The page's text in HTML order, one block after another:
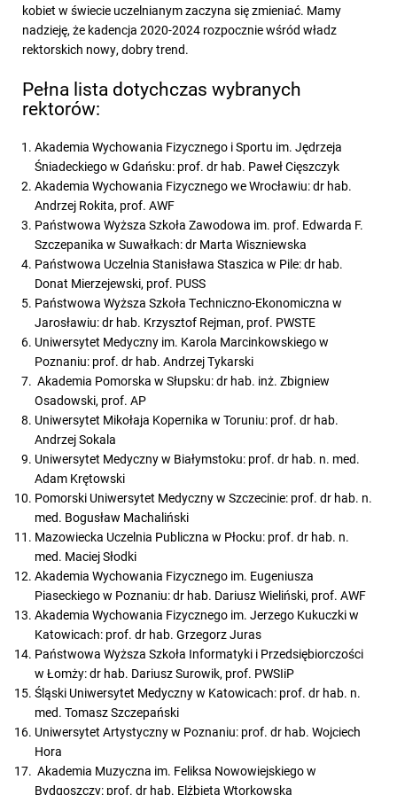
kobiet w świecie uczelnianym zaczyna się zmieniać. Mamy
nadzieję, że kadencja 2020-2024 rozpocznie wśród władz
rektorskich nowy, dobry trend.
Pełna lista dotychczas wybranych
rektorów:
Akademia Wychowania Fizycznego i Sportu im. Jędrzeja
Śniadeckiego w Gdańsku: prof. dr hab. Paweł Cięszczyk
Akademia Wychowania Fizycznego we Wrocławiu: dr hab.
Andrzej Rokita, prof. AWF
Państwowa Wyższa Szkoła Zawodowa im. prof. Edwarda F.
Szczepanika w Suwałkach: dr Marta Wiszniewska
Państwowa Uczelnia Stanisława Staszica w Pile: dr hab.
Donat Mierzejewski, prof. PUSS
Państwowa Wyższa Szkoła Techniczno-Ekonomiczna w
Jarosławiu: dr hab. Krzysztof Rejman, prof. PWSTE
Uniwersytet Medyczny im. Karola Marcinkowskiego w
Poznaniu: prof. dr hab. Andrzej Tykarski
Akademia Pomorska w Słupsku: dr hab. inż. Zbigniew
Osadowski, prof. AP
Uniwersytet Mikołaja Kopernika w Toruniu: prof. dr hab.
Andrzej Sokala
Uniwersytet Medyczny w Białymstoku: prof. dr hab. n. med.
Adam Krętowski
Pomorski Uniwersytet Medyczny w Szczecinie: prof. dr hab. n.
med. Bogusław Machaliński
Mazowiecka Uczelnia Publiczna w Płocku: prof. dr hab. n.
med. Maciej Słodki
Akademia Wychowania Fizycznego im. Eugeniusza
Piaseckiego w Poznaniu: dr hab. Dariusz Wieliński, prof. AWF
Akademia Wychowania Fizycznego im. Jerzego Kukuczki w
Katowicach: prof. dr hab. Grzegorz Juras
Państwowa Wyższa Szkoła Informatyki i Przedsiębiorczości
w Łomży: dr hab. Dariusz Surowik, prof. PWSIiP
Śląski Uniwersytet Medyczny w Katowicach: prof. dr hab. n.
med. Tomasz Szczepański
Uniwersytet Artystyczny w Poznaniu: prof. dr hab. Wojciech
Hora
Akademia Muzyczna im. Feliksa Nowowiejskiego w
Bydgoszczy: prof. dr hab. Elżbieta Wtorkowska